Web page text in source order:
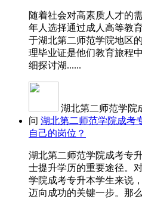
随着社会对高素质人才的
年人选择通过成人高等教
于湖北第二师范学院地区
理毕业证是他们教育旅程
细探讨湖......
湖北第二师范学院
问 湖北第二师范学院成考
自己的岗位？
湖北第二师范学院成考专
士提升学历的重要途径。
学院成考专升本学生来说
迈向成功的关键一步。那